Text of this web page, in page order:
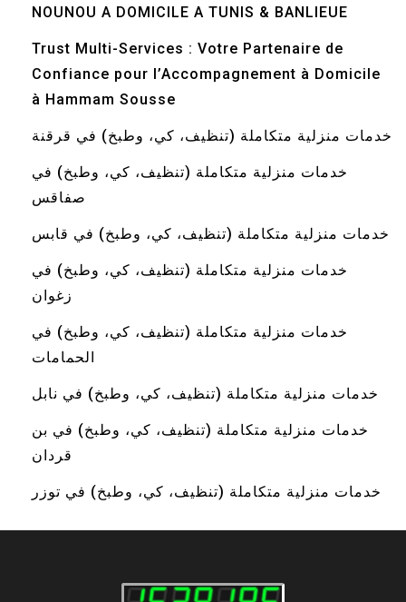
NOUNOU A DOMICILE A TUNIS & BANLIEUE
Trust Multi-Services : Votre Partenaire de
Confiance pour l’Accompagnement à Domicile
à Hammam Sousse
خدمات منزلية متكاملة (تنظيف، كي، وطبخ) في قرقنة
خدمات منزلية متكاملة (تنظيف، كي، وطبخ) في
صفاقس
خدمات منزلية متكاملة (تنظيف، كي، وطبخ) في قابس
خدمات منزلية متكاملة (تنظيف، كي، وطبخ) في
زغوان
خدمات منزلية متكاملة (تنظيف، كي، وطبخ) في
الحمامات
خدمات منزلية متكاملة (تنظيف، كي، وطبخ) في نابل
خدمات منزلية متكاملة (تنظيف، كي، وطبخ) في بن
قردان
خدمات منزلية متكاملة (تنظيف، كي، وطبخ) في توزر